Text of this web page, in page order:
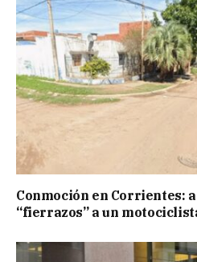
Conmoción en Corrientes:
“fierrazos” a un